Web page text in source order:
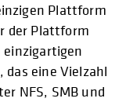
Plattform
der Plattform
einzigartigen
eine Vielzahl
NFS, SMB und